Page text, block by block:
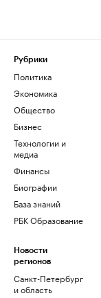
Рубрики
Политика
Экономика
Общество
Бизнес
Технологии и
медиа
Финансы
Биографии
База знаний
РБК Образование
Новости
регионов
Санкт-Петербург
и область